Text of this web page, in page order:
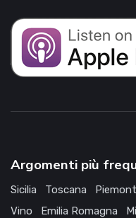
Argomenti più
Sicilia Toscana
Vino
Emilia Romagna